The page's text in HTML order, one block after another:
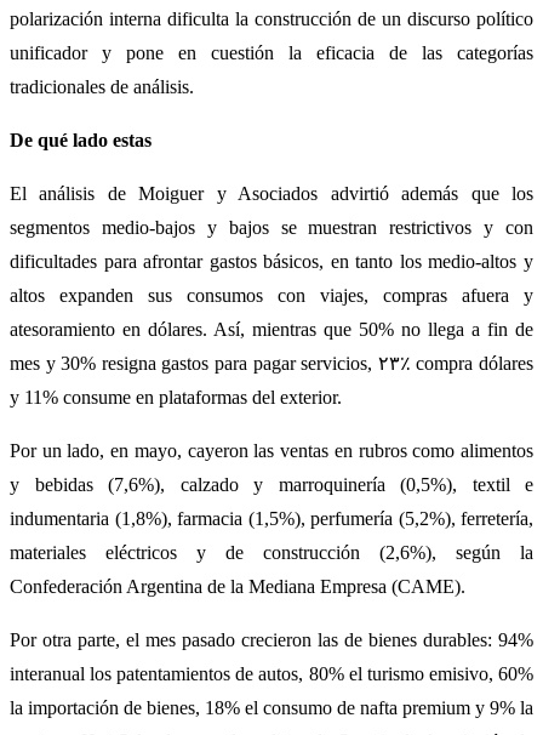
polarización interna dificulta la construcción de un discurso político
unificador y pone en cuestión la eficacia de las categorías
tradicionales de análisis.
De qué lado estas
El análisis de Moiguer y Asociados advirtió además que los
segmentos medio-bajos y bajos se muestran restrictivos y con
dificultades para afrontar gastos básicos, en tanto los medio-altos y
altos expanden sus consumos con viajes, compras afuera y
atesoramiento en dólares. Así, mientras que 50% no llega a fin de
mes y 30% resigna gastos para pagar servicios, ٢٣٪ compra dólares
y 11% consume en plataformas del exterior.
Por un lado, en mayo, cayeron las ventas en rubros como alimentos
y bebidas (7,6%), calzado y marroquinería (0,5%), textil e
indumentaria (1,8%), farmacia (1,5%), perfumería (5,2%), ferretería,
materiales eléctricos y de construcción (2,6%), según la
Confederación Argentina de la Mediana Empresa (CAME).
Por otra parte, el mes pasado crecieron las de bienes durables: 94%
interanual los patentamientos de autos, 80% el turismo emisivo, 60%
la importación de bienes, 18% el consumo de nafta premium y 9% la